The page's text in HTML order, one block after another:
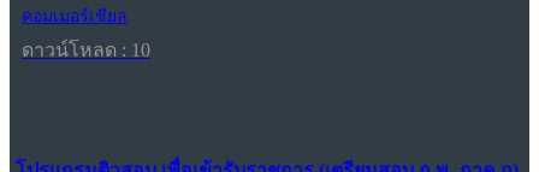
คอมเมอร์เชียล
ดาวน์โหลด : 10